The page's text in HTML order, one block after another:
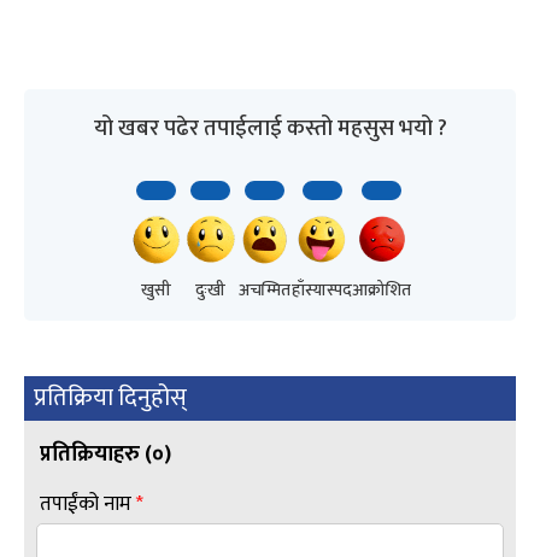
यो खबर पढेर तपाईलाई कस्तो महसुस भयो ?
खुसी दुःखी अचम्मितहाँस्यास्पदआक्रोशित
प्रतिक्रिया दिनुहोस्
प्रतिक्रियाहरु (०)
तपाईंको नाम*